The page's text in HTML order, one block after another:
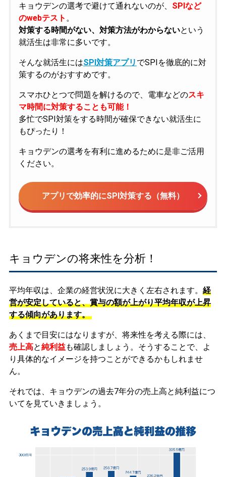
キョウデンの選考で避けて通れないのが、 SPIなど
のwebテスト 。
対策する時間がない、対策方法がわからないという
就活生は非常に多いです。
そんな就活生にはSPI対策アプリ でSPIを徹底的に対
策するのがおすすめです。
スマホひとつで問題を解けるので、電車などのスキ
マ時間に対策することも可能！
多忙でSPI対策をする時間が確保できない就活生に
もぴったり！
キョウデンの選考を有利に進めるために是非ご活用
ください。
アプリで効率的にSPI対策する（無料）
キョウデンの将来性を分析！
平均年収は、企業の経営状況に大きく左右されます。 経
営が安定していると、賞与の額が上がり平均年収が上昇
する傾向があります。
あくまで目安にはなりますが、将来性を考える際には、
売上高と純利益も確認しましょう。そうすることで、よ
り具体的なイメージを持つことができるかもしれませ
ん。
それでは、キョウデンの過去7年分の売上高と純利益につ
いてを見ていきましょう。